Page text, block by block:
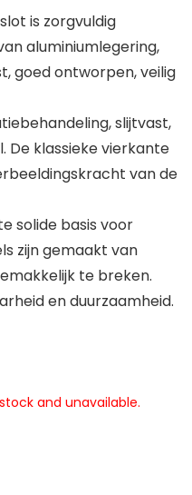
is zorgvuldig
aluminiumlegering,
goed ontworpen, veilig
slijtvast,
De klassieke vierkante
van de
solide basis voor
zijn gemaakt van
te breken.
en duurzaamheid.
and unavailable.